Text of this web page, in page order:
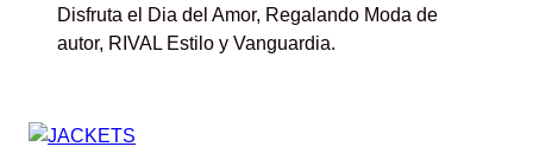
Disfruta el Dia del Amor, Regalando Moda de
autor, RIVAL Estilo y Vanguardia.